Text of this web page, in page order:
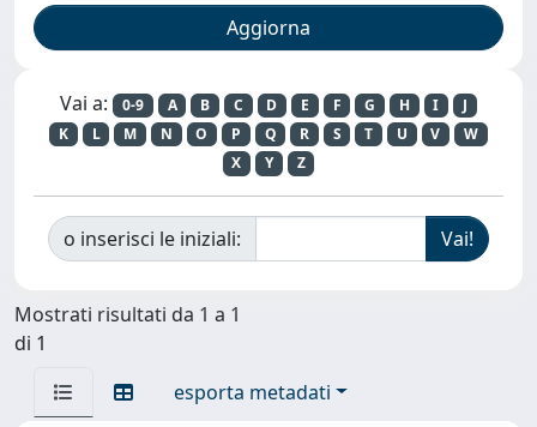
Vai a: 0-9 A B C D E F G H I
J
K
L M N O P Q R S T U V
W
X
Y Z
o inserisci le iniziali:
Mostrati risultati da 1 a 1
di 1
esporta metadati